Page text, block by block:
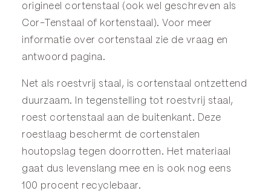
origineel cortenstaal (ook wel geschreven als
Cor-Tenstaal of kortenstaal). Voor meer
informatie over cortenstaal zie de vraag en
antwoord pagina.
Net als roestvrij staal, is cortenstaal ontzettend
duurzaam. In tegenstelling tot roestvrij staal,
roest cortenstaal aan de buitenkant. Deze
roestlaag beschermt de cortenstalen
houtopslag tegen doorrotten. Het materiaal
gaat dus levenslang mee en is ook nog eens
100 procent recyclebaar.